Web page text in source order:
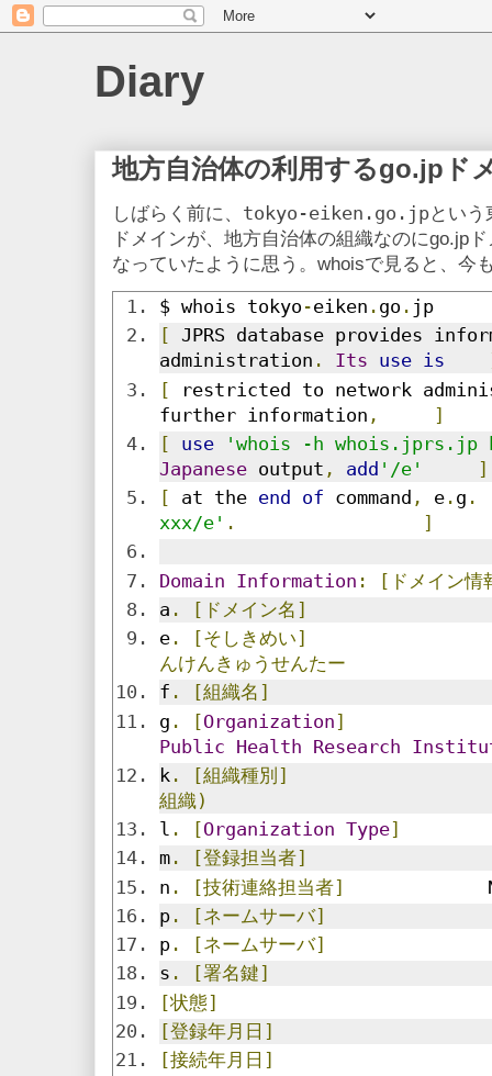
Diary
地方自治体の利用するgo.jpド
しばらく前に、 tokyo-eiken.go.jpとい
ドメインが、地方自治体の組織なのにgo.jp
なっていたように思う。whoisで見ると、今
$ whois tokyo -eiken . go . jp
[ JPRS database provides
administration . Its use is
[ restricted to network
further information ,
]
[
use
'whois -h whois.jprs.jp
Japanese output , add '/e'
]
[ at the end of command , e . g .
xxx/e' . ]
Domain Information :
[ドメイン情
a . [ドメイン名]
e .
[そしきめい]
んけんきゅうせんたー
f .
[組織名]
g . [Organization]
Public Health Research
k .
[組織種別]
組織)
l . [Organization Type]
m . [登録担当者]
n . [技術連絡担当者]
p . [ネームサーバ]
p . [ネームサーバ]
s .
[署名鍵]
[状態]
[登録年月日]
[接続年月日]